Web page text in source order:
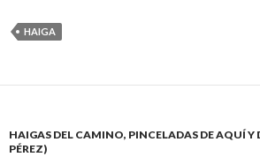
HAIGA
HAIGAS DEL CAMINO, PINCELADAS DE AQUÍ Y
PÉREZ)